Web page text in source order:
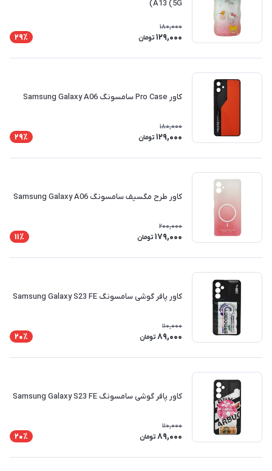
A13 (5G)
180,000
129,000 تومان 29٪
کاور Pro Case سامسونگ Samsung Galaxy A06
180,000
129,000 تومان 29٪
کاور طرح مگسیف سامسونگ Samsung Galaxy A06
200,000
179,000 تومان 11٪
کاور پافر گوشی سامسونگ Samsung Galaxy S23 FE
110,000
89,000 تومان 20٪
کاور پافر گوشی سامسونگ Samsung Galaxy S23 FE
110,000
89,000 تومان 20٪